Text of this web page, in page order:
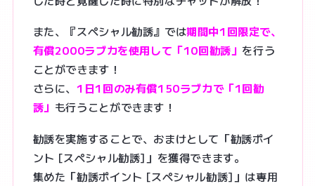
また、『スペシャル勧誘』では期間中1回限定で、
有償2000ラブカを使用して「10回勧誘」 を行う
ことができます！
さらに、1日1回のみ有償150ラブカで「1回勧
誘」 も行うことができます！
勧誘を実施することで、おまけとして「勧誘ポイ
ント [スペシャル勧誘]」を獲得できます。
集めた「勧誘ポイント [スペシャル勧誘]」は専用